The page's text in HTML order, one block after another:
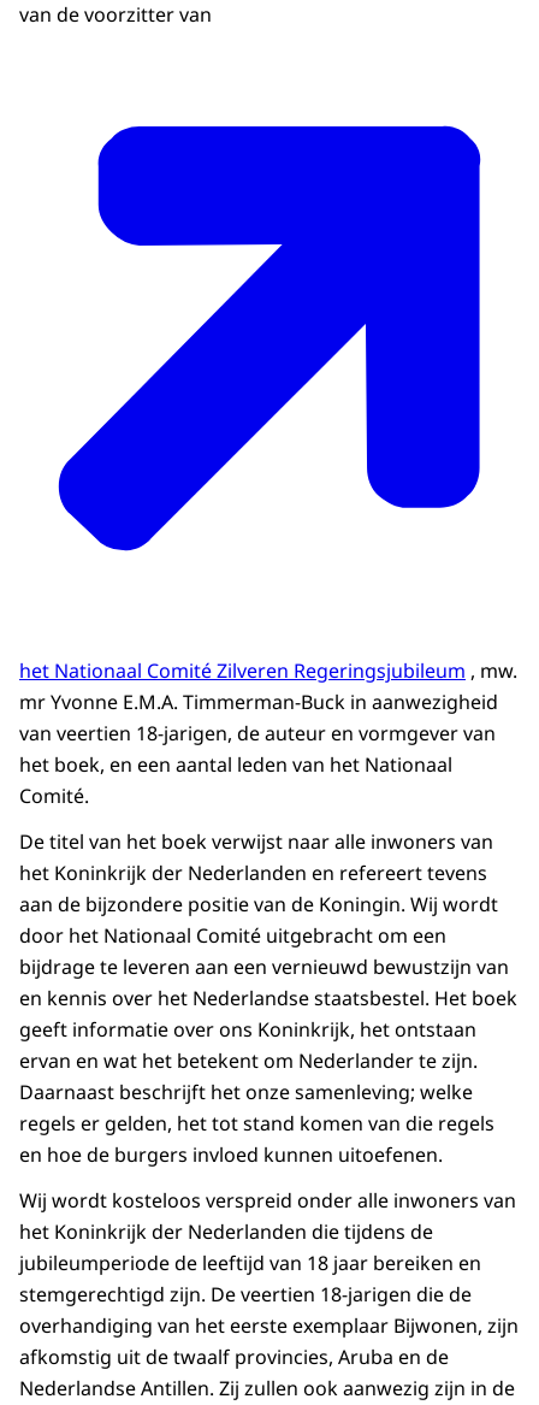
van de voorzitter van
het Nationaal Comité Zilveren Regeringsjubileum , mw.
mr Yvonne E.M.A. Timmerman-Buck in aanwezigheid
van veertien 18-jarigen, de auteur en vormgever van
het boek, en een aantal leden van het Nationaal
Comité.
De titel van het boek verwijst naar alle inwoners van
het Koninkrijk der Nederlanden en refereert tevens
aan de bijzondere positie van de Koningin. Wij wordt
door het Nationaal Comité uitgebracht om een
bijdrage te leveren aan een vernieuwd bewustzijn van
en kennis over het Nederlandse staatsbestel. Het boek
geeft informatie over ons Koninkrijk, het ontstaan
ervan en wat het betekent om Nederlander te zijn.
Daarnaast beschrijft het onze samenleving; welke
regels er gelden, het tot stand komen van die regels
en hoe de burgers invloed kunnen uitoefenen.
Wij wordt kosteloos verspreid onder alle inwoners van
het Koninkrijk der Nederlanden die tijdens de
jubileumperiode de leeftijd van 18 jaar bereiken en
stemgerechtigd zijn. De veertien 18-jarigen die de
overhandiging van het eerste exemplaar Bijwonen, zijn
afkomstig uit de twaalf provincies, Aruba en de
Nederlandse Antillen. Zij zullen ook aanwezig zijn in de